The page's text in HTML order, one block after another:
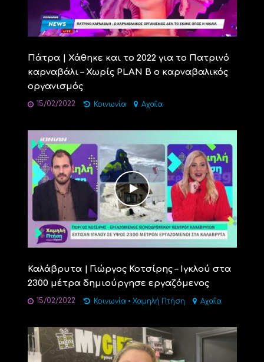
Πάτρα | Χάθηκε και το 2022 για το Πατρινό
καρναβάλι – Χωρίς PLAN B ο καρναβαλικός
οργανισμός
15/02/2022 Κοινωνία Αχαΐα
Καλάβρυτα | Γιώργος Κοτσίρης – Ιγκλού στα
2300 μέτρα δημιούργησε εργαζόμενος
15/02/2022 Κοινωνία • Χαμηλή Πτήση Αχαΐα